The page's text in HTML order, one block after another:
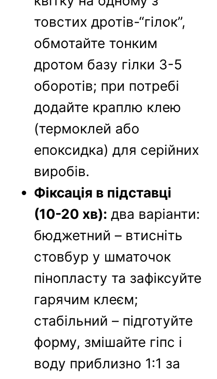
товстих дротів-“гілок”,
обмотайте тонким
дротом базу гілки 3-5
оборотів; при потребі
додайте краплю клею
(термоклей або
епоксидка) для серійних
виробів.
Фіксація в підставці
(10-20 хв): два варіанти:
бюджетний – втисніть
стовбур у шматочок
пінопласту та зафіксуйте
гарячим клеєм;
стабільний – підготуйте
форму, змішайте гіпс і
воду приблизно 1:1 за